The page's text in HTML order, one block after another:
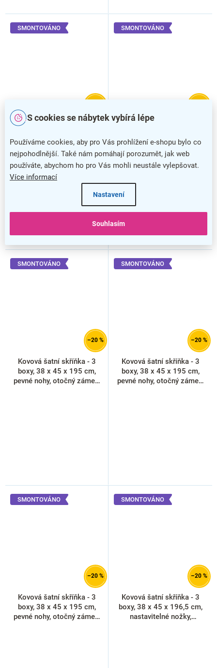
S cookies se nábytek vybírá lépe
Používáme cookies, aby pro Vás prohlížení e-shopu bylo co
nejpohodlnější. Také nám pomáhají porozumět, jak web
používáte, abychom ho pro Vás mohli neustále vylepšovat.
Více informací
Nastavení
Souhlasím
SMONTOVÁNO
Kovová šatní skříňka - 3
otočný zámek, žlutá - ral
1023
SMONTOVÁNO
Kovová šatní skříňka - 3
pevné nohy, cylindrický
zámek, žlutá - ral 1023
SMONTOVÁNO
–20 %
Kovová šatní skříňka - 3
boxy, 38 x 45 x 195 cm,
pevné nohy, otočný zámek,
SMONTOVÁNO
–20 %
Kovová šatní skříňka - 3
boxy, 38 x 45 x 195 cm,
pevné nohy, otočný zámek,
SMONTOVÁNO
–20 %
Kovová šatní skříňka - 3
boxy, 38 x 45 x 195 cm,
pevné nohy, otočný zámek,
SMONTOVÁNO
–20 %
Kovová šatní skříňka - 3
boxy, 38 x 45 x 196,5 cm,
nastavitelné nožky,